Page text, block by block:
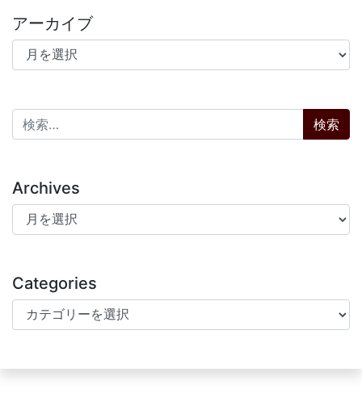
アーカイブ
アーカイブ
検索:
Archives
Archives
Categories
Categories